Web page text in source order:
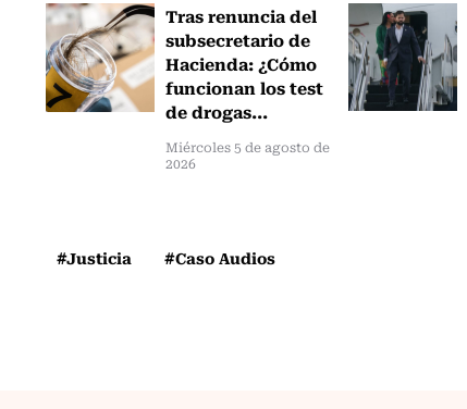
Tras renuncia del
subsecretario de
Hacienda: ¿Cómo
funcionan los test
de drogas...
Miércoles 5 de agosto de
2026
#Justicia #Caso Audios